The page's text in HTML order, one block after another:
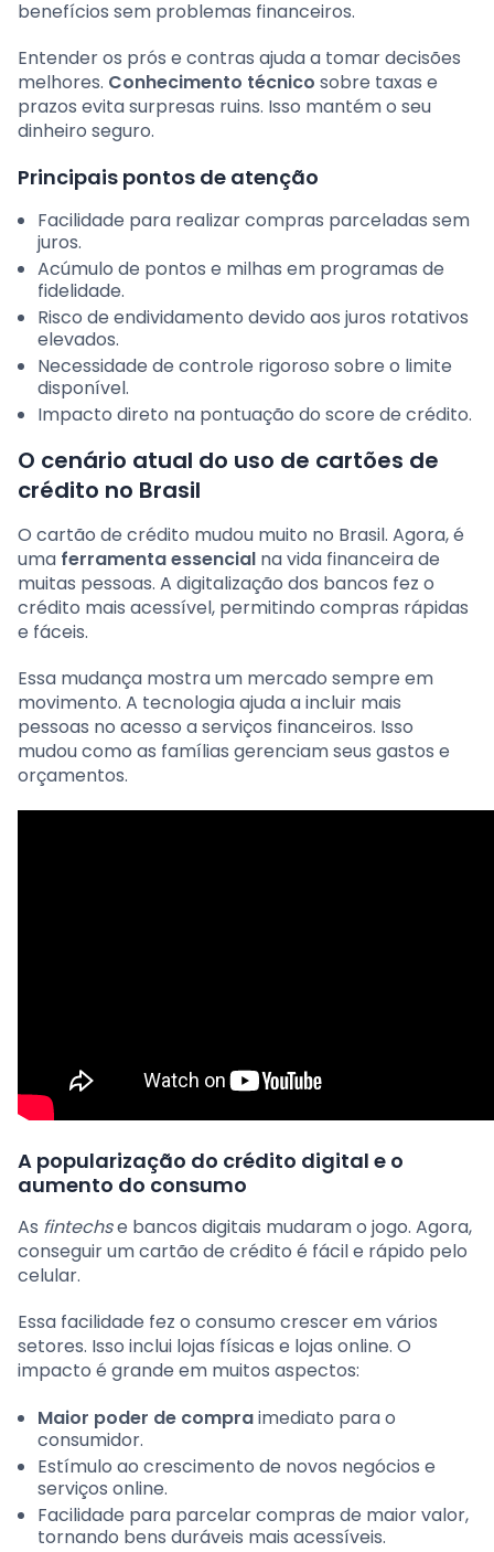
benefícios sem problemas financeiros.
Entender os prós e contras ajuda a tomar decisões
melhores. Conhecimento técnico sobre taxas e
prazos evita surpresas ruins. Isso mantém o seu
dinheiro seguro.
Principais pontos de atenção
Facilidade para realizar compras parceladas sem
juros.
Acúmulo de pontos e milhas em programas de
fidelidade.
Risco de endividamento devido aos juros rotativos
elevados.
Necessidade de controle rigoroso sobre o limite
disponível.
Impacto direto na pontuação do score de crédito.
O cenário atual do uso de cartões de
crédito no Brasil
O cartão de crédito mudou muito no Brasil. Agora, é
uma ferramenta essencial na vida financeira de
muitas pessoas. A digitalização dos bancos fez o
crédito mais acessível, permitindo compras rápidas
e fáceis.
Essa mudança mostra um mercado sempre em
movimento. A tecnologia ajuda a incluir mais
pessoas no acesso a serviços financeiros. Isso
mudou como as famílias gerenciam seus gastos e
orçamentos.
A popularização do crédito digital e o
aumento do consumo
As fintechse bancos digitais mudaram o jogo. Agora,
conseguir um cartão de crédito é fácil e rápido pelo
celular.
Essa facilidade fez o consumo crescer em vários
setores. Isso inclui lojas físicas e lojas online. O
impacto é grande em muitos aspectos:
Maior poder de compraimediato para o
consumidor.
Estímulo ao crescimento de novos negócios e
serviços online.
Facilidade para parcelar compras de maior valor,
tornando bens duráveis mais acessíveis.